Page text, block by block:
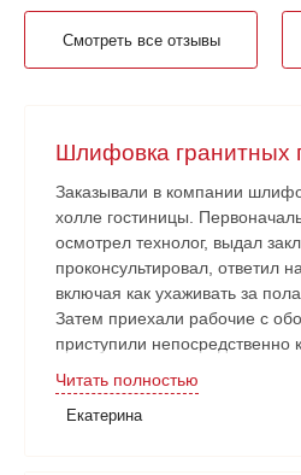
Смотреть все отзывы
Шлифовка гранитных
Заказывали в компании
холле гостиницы.
осмотрел технолог, выдал
проконсультировал, ответил
включая как ухаживать за
Затем приехали рабочие с
приступили непосредственно
наши замечания и пожелания
сдана в срок. Очень довольны!
Читать полностью
Екатерина